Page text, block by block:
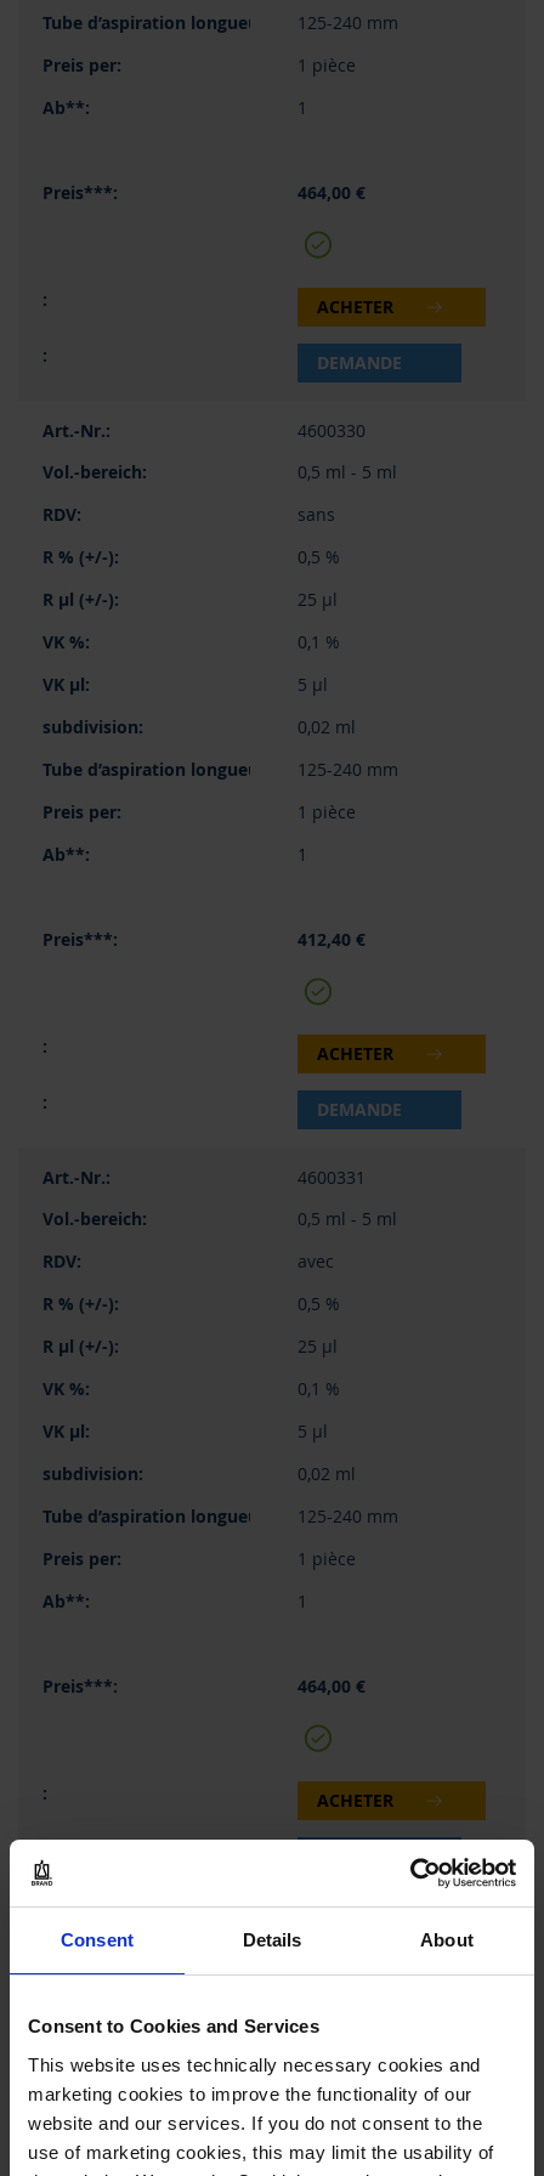
Consent Details About
Consent to Cookies and Services
This website uses technically necessary cookies and
marketing cookies to improve the functionality of our
website and our services. If you do not consent to the
use of marketing cookies, this may limit the usability of
125-240 mm
1 pièce
1
464,00 €
ACHETER
DEMANDE
4600330
0,5 ml - 5 ml
sans
0,5 %
25 µl
0,1 %
5 µl
0,02 ml
125-240 mm
1 pièce
1
412,40 €
ACHETER
DEMANDE
4600331
0,5 ml - 5 ml
avec
0,5 %
25 µl
0,1 %
5 µl
0,02 ml
125-240 mm
1 pièce
1
464,00 €
ACHETER
50 µl
0,1 %